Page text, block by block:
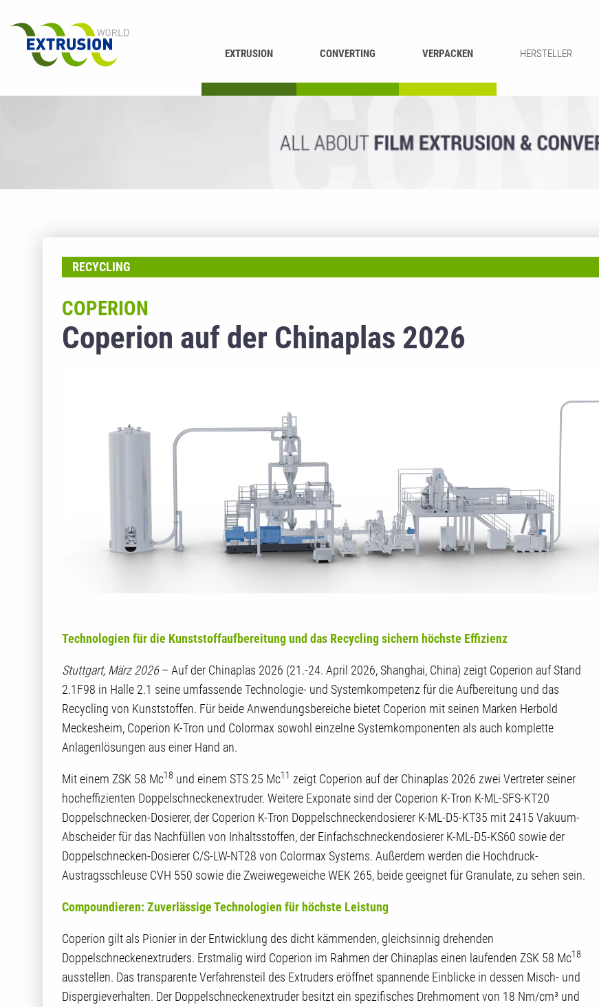
EXTRUSION CONVERTING VERPACKEN HERSTELLER
RECYCLING
Coperion auf der Chinaplas 2026
COPERION
Technologien für die Kunststoffaufbereitung und das Recycling sichern höchste Effizienz
Stuttgart, März 2026– Auf der Chinaplas 2026 (21.-24. April 2026, Shanghai, China) zeigt Coperion auf Stand
2.1F98 in Halle 2.1 seine umfassende Technologie- und Systemkompetenz für die Aufbereitung und das
Recycling von Kunststoffen. Für beide Anwendungsbereiche bietet Coperion mit seinen Marken Herbold
Meckesheim, Coperion K-Tron und Colormax sowohl einzelne Systemkomponenten als auch komplette
Anlagenlösungen aus einer Hand an.
Mit einem ZSK 58 Mc18 und einem STS 25 Mc11 zeigt Coperion auf der Chinaplas 2026 zwei Vertreter seiner
hocheffizienten Doppelschneckenextruder. Weitere Exponate sind der Coperion K-Tron K-ML-SFS-KT20
Doppelschnecken-Dosierer, der Coperion K-Tron Doppelschneckendosierer K-ML-D5-KT35 mit 2415 Vakuum-
Abscheider für das Nachfüllen von Inhaltsstoffen, der Einfachschneckendosierer K-ML-D5-KS60 sowie der
Doppelschnecken-Dosierer C/S-LW-NT28 von Colormax Systems. Außerdem werden die Hochdruck-
Austragsschleuse CVH 550 sowie die Zweiwegeweiche WEK 265, beide geeignet für Granulate, zu sehen sein.
Compoundieren: Zuverlässige Technologien für höchste Leistung
Coperion gilt als Pionier in der Entwicklung des dicht kämmenden, gleichsinnig drehenden
Doppelschneckenextruders. Erstmalig wird Coperion im Rahmen der Chinaplas einen laufenden ZSK 58 Mc18
ausstellen. Das transparente Verfahrensteil des Extruders eröffnet spannende Einblicke in dessen Misch- und
Dispergieverhalten. Der Doppelschneckenextruder besitzt ein spezifisches Drehmoment von 18 Nm/cm³ und